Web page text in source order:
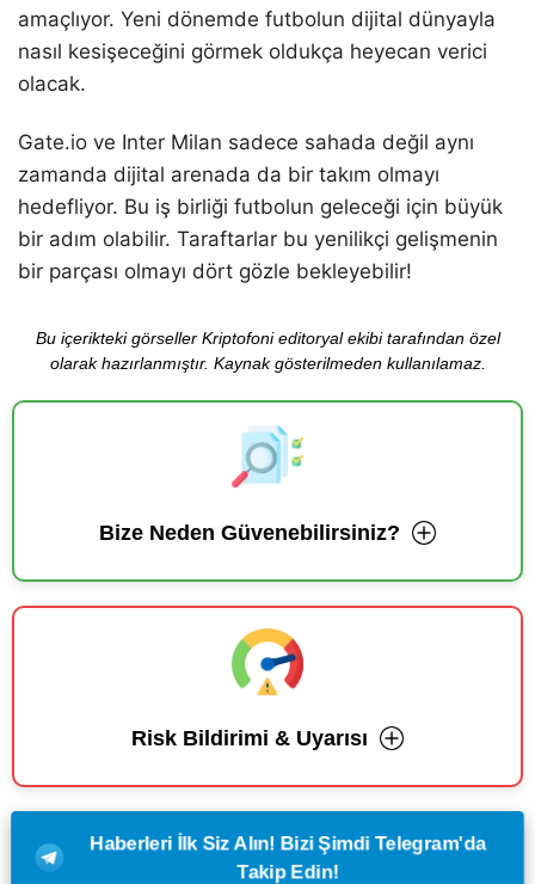
amaçlıyor. Yeni dönemde futbolun dijital dünyayla
nasıl kesişeceğini görmek oldukça heyecan verici
olacak.
Gate.io ve Inter Milan sadece sahada değil aynı
zamanda dijital arenada da bir takım olmayı
hedefliyor. Bu iş birliği futbolun geleceği için büyük
bir adım olabilir. Taraftarlar bu yenilikçi gelişmenin
bir parçası olmayı dört gözle bekleyebilir!
Bu içerikteki görseller Kriptofoni editoryal ekibi tarafından özel
olarak hazırlanmıştır. Kaynak gösterilmeden kullanılamaz.
Bize Neden Güvenebilirsiniz?
Risk Bildirimi & Uyarısı
Haberleri İlk Siz Alın! Bizi Şimdi Telegram'da
Takip Edin!